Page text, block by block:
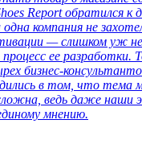
Report обратился к
компания не
— слишком уж
ее разработки.
бизнес-
в том, что тема
ведь даже наши
мнению.